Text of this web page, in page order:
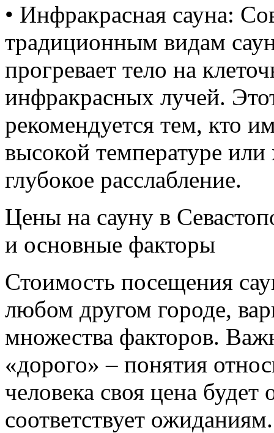
• Инфракрасная сауна:
традиционным видам
прогревает тело на
инфракрасных лучей.
рекомендуется тем, кто
высокой температуре
глубокое расслабление.
Цены на сауну в
и основные факторы
Стоимость посещения
любом другом городе,
множества факторов.
«дорого» – понятия
человека своя цена
соответствует ожиданиям.